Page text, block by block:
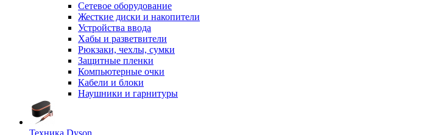
Сетевое оборудование
Жесткие диски и накопители
Устройства ввода
Хабы и разветвители
Рюкзаки, чехлы, сумки
Защитные пленки
Компьютерные очки
Кабели и блоки
Наушники и гарнитуры
Техника Dyson